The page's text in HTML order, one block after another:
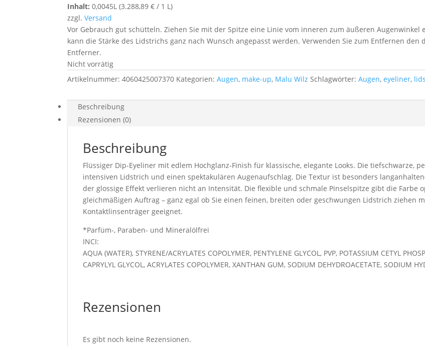
Inhalt: 0,0045L (3.288,89€ / 1 L)
zzgl.Versand
Vor Gebrauch gut schütteln. Ziehen Sie mit der Spitze eine Linie vom inneren zum äußeren
kann die Stärke des Lidstrichs ganz nach Wunsch angepasst werden. Verwenden Sie zum Entfernen den
Entferner.
Nicht vorrätig
Artikelnummer:4060425007370 Kategorien:Augen, make-up, Malu Wilz Schlagwörter:Augen,eyeliner,
Beschreibung
Rezensionen (0)
Beschreibung
Flüssiger Dip-Eyeliner mit edlem Hochglanz-Finish für klassische, elegante Looks. Die tiefschwarze,
intensiven Lidstrich und einen spektakulären Augenaufschlag. Die Textur ist besonders
der glossige Effekt verlieren nicht an Intensität. Die flexible und schmale Pinselspitze gibt die
gleichmäßigen Auftrag – ganz egal ob Sie einen feinen, breiten oder geschwungen Lidstrich ziehen
Kontaktlinsenträger geeignet.
*Parfüm-, Paraben- und Mineralölfrei
INCI:
AQUA (WATER), STYRENE/ACRYLATES COPOLYMER, PENTYLENE GLYCOL, PVP, POTASSIUM CETYL
CAPRYLYL GLYCOL, ACRYLATES COPOLYMER, XANTHAN GUM, SODIUM DEHYDROACETATE, SODIUM
Rezensionen
Es gibt noch keine Rezensionen.